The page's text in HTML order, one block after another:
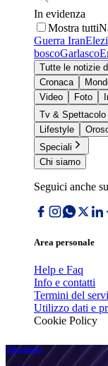
In evidenza
Mostra tutti
Guerra Iran
boscoGarlasco
Tutte le notizie
Cronaca
Video
Foto
Tv & Spettacolo
Lifestyle
Speciali
Chi siamo
Seguici anche su
Area personale
Help e Faq
Info e contatti
Termini del
Utilizzo dati e
Cookie Policy
Televisione